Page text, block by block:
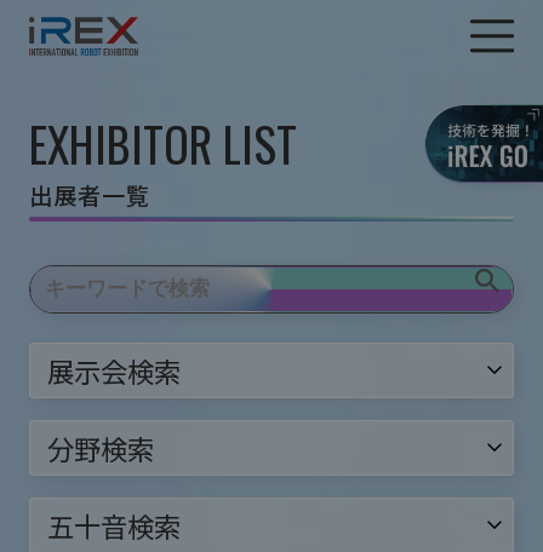
EXHIBITOR LIST
出展者一覧